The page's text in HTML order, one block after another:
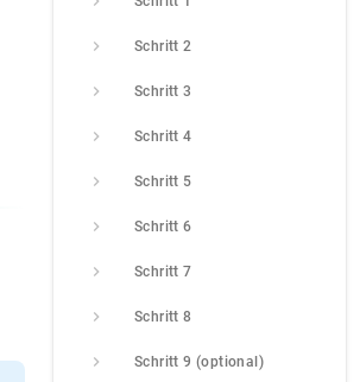
Schritt 2
Schritt 3
Schritt 4
Schritt 5
Schritt 6
Schritt 7
Schritt 8
Schritt 9 (optional)